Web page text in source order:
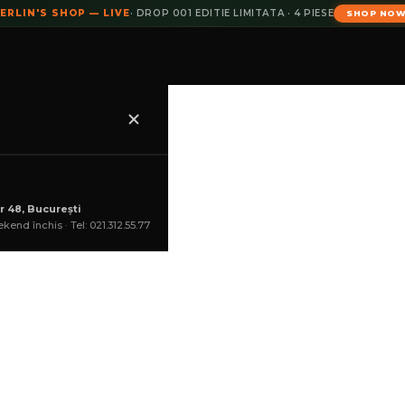
SHOP — LIVE· DROP 001 EDITIE LIMITATA · 4 PIESE SHOP NOW
COȘ
48, București
închis · Tel: 021.312.55.77